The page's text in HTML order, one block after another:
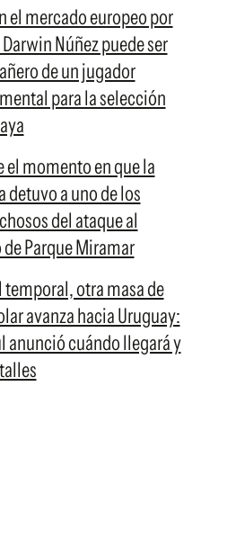
el mercado europeo por
Núñez puede ser
de un jugador
para la selección
el momento en que la
detuvo a uno de los
del ataque al
Parque Miramar
temporal, otra masa de
avanza hacia Uruguay:
anunció cuándo llegará y